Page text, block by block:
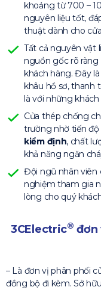
khoảng từ 700 –
nguyên liệu tốt,
thuật dành cho
Tất cả nguyên vật
nguồn gốc rõ ràng
khách hàng. Đây
khâu hồ sơ, thanh
là với những
Cửa thép chống
trường nhờ tiến độ
kiểm định, chất
khả năng ngăn
Đội ngũ nhân viên
nghiệm tham gia
lòng cho quý
3CElectric® đơn
– Là đơn vị phân phối
đồng bộ đi kèm. Sở